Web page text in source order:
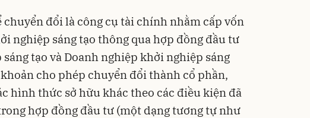
chuyển đổi là công cụ tài chính nhằm cấp vốn
nghiệp sáng tạo thông qua hợp đồng đầu tư
tạo và Doanh nghiệp khởi nghiệp sáng
cho phép chuyển đổi thành cổ phần,
hình thức sở hữu khác theo các điều kiện đã
hợp đồng đầu tư (một dạng tương tự như